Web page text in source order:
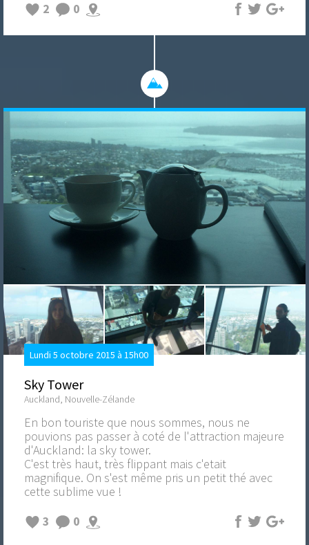
2
0
Lundi 5 octobre 2015 à 15h00
Sky Tower
Auckland, Nouvelle-Zélande
En bon touriste que nous sommes, nous ne
pouvions pas passer à coté de l'attraction majeure
d'Auckland: la sky tower.
C'est très haut, très flippant mais c'etait
magnifique. On s'est même pris un petit thé avec
cette sublime vue !
3
0